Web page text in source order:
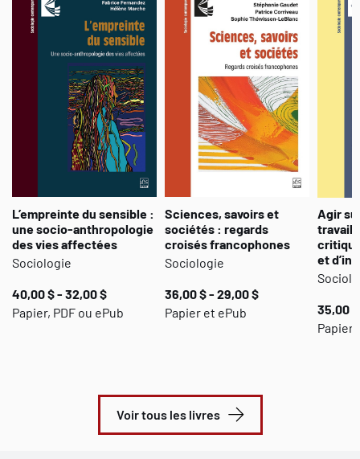
L’empreinte du sensible :
une socio-anthropologie
des vies affectées
Sociologie
40,00 $ - 32,00 $
Papier, PDF ou ePub
Sciences, savoirs et
sociétés : regards
croisés francophones
Sociologie
36,00 $ - 29,00 $
Papier et ePub
Agir
travail
et
35,00
Papier,
Voir tous les livres